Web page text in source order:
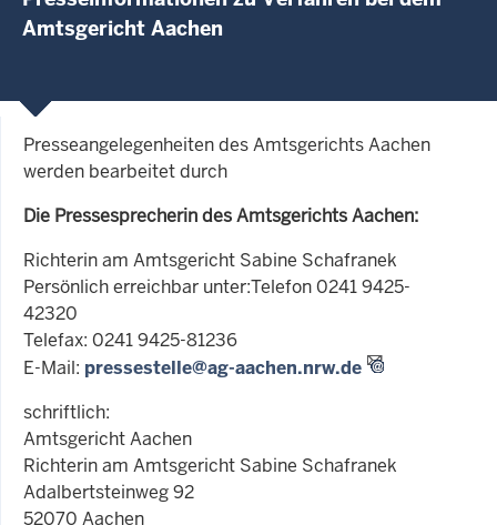
Amtsgericht Aachen
Presseangelegenheiten des Amtsgerichts Aachen
werden bearbeitet durch
Die Pressesprecherin des Amtsgerichts Aachen:
Richterin am Amtsgericht Sabine Schafranek
Persönlich erreichbar unter:Telefon 0241 9425-
42320
Telefax: 0241 9425-81236
E-Mail: pressestelle@ag-aachen.nrw.de
schriftlich:
Amtsgericht Aachen
Richterin am Amtsgericht Sabine Schafranek
Adalbertsteinweg 92
52070 Aachen